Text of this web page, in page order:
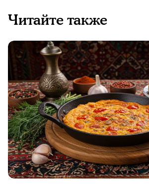
Читайте также